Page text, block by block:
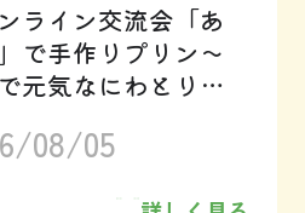
ライン交流会「あ
で手作りプリン～
元気なにわとりさ
08/05